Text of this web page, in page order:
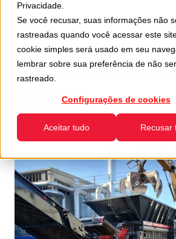
Privacidade
Se você recusar, suas informações não
rastreadas quando você acessar este
cookie simples será usado em seu
lembrar sobre sua preferência de não ser
rastreado.
Configurações de cookies
Aceitar tudo Recusar
As últimas news de
CAMEC